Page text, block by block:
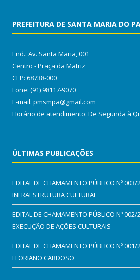
PREFEITURA DE SANTA MARIA DO
End.: Av. Santa Maria, 001
Centro - Praça da Matriz
CEP: 68738-000
Fone: (91) 98117-9070
E-mail: pmsmpa@gmail.com
Horário de atendimento: De Segunda à
ÚLTIMAS PUBLICAÇÕES
EDITAL DE CHAMAMENTO PÚBLICO Nº
INFRAESTRUTURA CULTURAL
EDITAL DE CHAMAMENTO PÚBLICO Nº
EXECUÇÃO DE AÇÕES CULTURAIS
EDITAL DE CHAMAMENTO PÚBLICO Nº
FLORIANO CARDOSO